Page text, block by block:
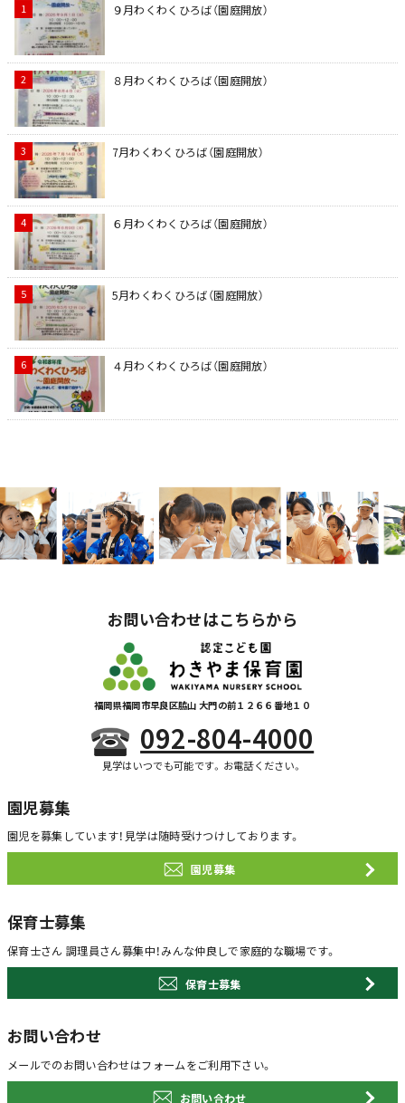
９月わくわくひろば（園庭開放）
８月わくわくひろば（園庭開放）
7月わくわくひろば（園庭開放）
６月わくわくひろば（園庭開放）
5月わくわくひろば（園庭開放）
４月わくわくひろば（園庭開放）
お問い合わせはこちらから
福岡県福岡市早良区脇山 大門の前１２６６番地１０
092-804-4000
見学はいつでも可能です。お電話ください。
園児募集
園児を募集しています！ 見学は随時受けつけしております。
園児募集
保育士募集
保育士さん 調理員さん募集中！みんな仲良しで家庭的な職場です。
保育士募集
お問い合わせ
メールでのお問い合わせはフォームをご利用下さい。
お問い合わせ